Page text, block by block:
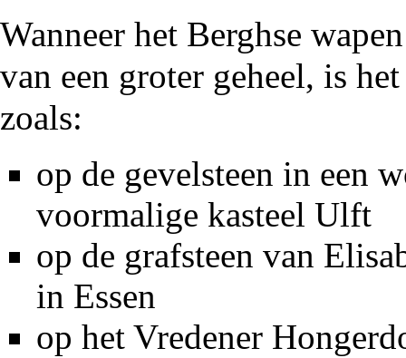
Wanneer het Berghse
van een groter geheel, is
zoals:
op de gevelsteen in een
voormalige kasteel Ulft
op de grafsteen van
in Essen
op het Vredener